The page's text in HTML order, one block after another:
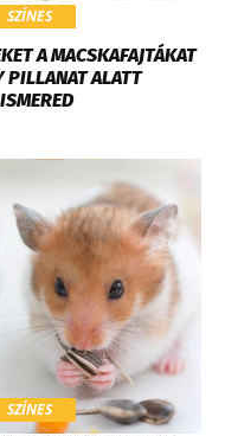
SZÍNES
A MACSKAFAJTÁKAT
PILLANAT ALATT
SZÍNES